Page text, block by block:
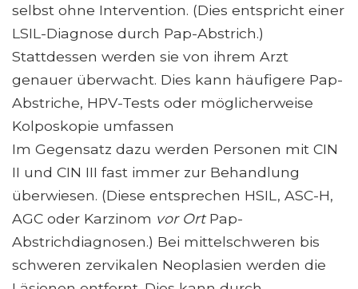
selbst ohne Intervention. (Dies entspricht einer
LSIL-Diagnose durch Pap-Abstrich.)
Stattdessen werden sie von ihrem Arzt
genauer überwacht. Dies kann häufigere Pap-
Abstriche, HPV-Tests oder möglicherweise
Kolposkopie umfassen
Im Gegensatz dazu werden Personen mit CIN
II und CIN III fast immer zur Behandlung
überwiesen. (Diese entsprechen HSIL, ASC-H,
AGC oder Karzinom vor OrtPap-
Abstrichdiagnosen.) Bei mittelschweren bis
schweren zervikalen Neoplasien werden die